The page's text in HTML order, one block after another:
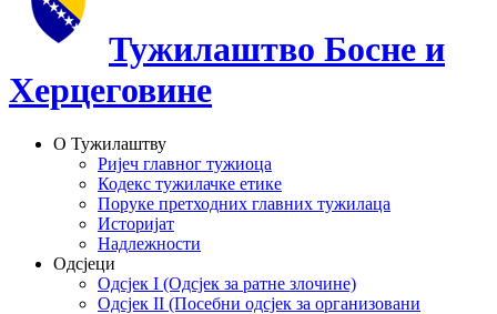
Тужилаштво Босне и
Херцеговине
О Тужилаштву
Ријеч главног тужиоца
Кодекс тужилачке етике
Поруке претходних главних тужилаца
Историјат
Надлежности
Одсјеци
Одсјек I (Одсјек за ратне злочине)
Одсјек II (Посебни одсјек за организовани